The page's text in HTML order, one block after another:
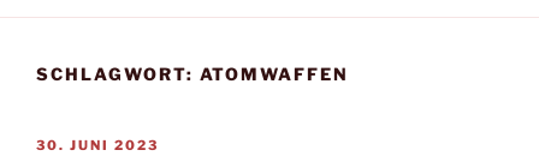
SCHLAGWORT: ATOMWAFFEN
30. JUNI 2023